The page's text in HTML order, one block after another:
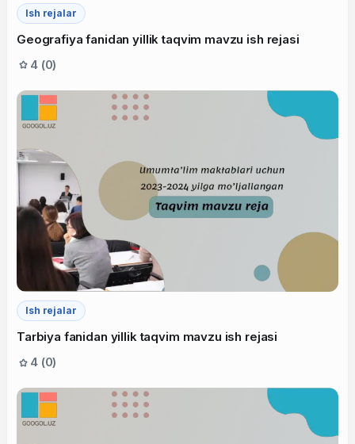
Ish rejalar
Geografiya fanidan yillik taqvim mavzu ish rejasi
4 (0)
Ish rejalar
Tarbiya fanidan yillik taqvim mavzu ish rejasi
4 (0)